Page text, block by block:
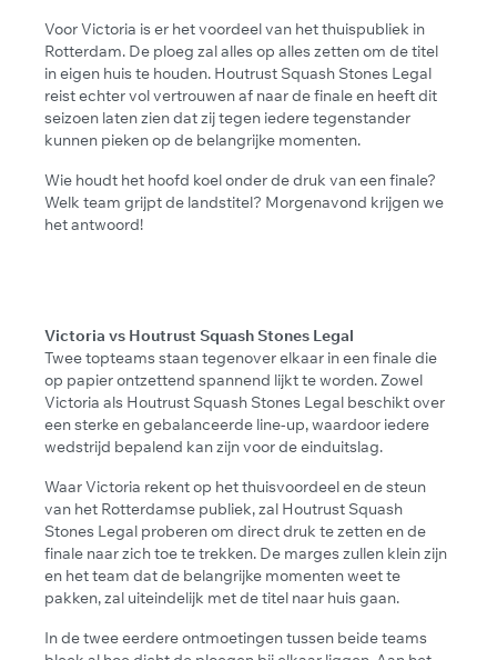
Voor Victoria is er het voordeel van het thuispubliek in
Rotterdam. De ploeg zal alles op alles zetten om de titel
in eigen huis te houden. Houtrust Squash Stones Legal
reist echter vol vertrouwen af naar de finale en heeft dit
seizoen laten zien dat zij tegen iedere tegenstander
kunnen pieken op de belangrijke momenten.
Wie houdt het hoofd koel onder de druk van een finale?
Welk team grijpt de landstitel? Morgenavond krijgen we
het antwoord!
Victoria vs Houtrust Squash Stones Legal
Twee topteams staan tegenover elkaar in een finale die
op papier ontzettend spannend lijkt te worden. Zowel
Victoria als Houtrust Squash Stones Legal beschikt over
een sterke en gebalanceerde line-up, waardoor iedere
wedstrijd bepalend kan zijn voor de einduitslag.
Waar Victoria rekent op het thuisvoordeel en de steun
van het Rotterdamse publiek, zal Houtrust Squash
Stones Legal proberen om direct druk te zetten en de
finale naar zich toe te trekken. De marges zullen klein zijn
en het team dat de belangrijke momenten weet te
pakken, zal uiteindelijk met de titel naar huis gaan.
In de twee eerdere ontmoetingen tussen beide teams